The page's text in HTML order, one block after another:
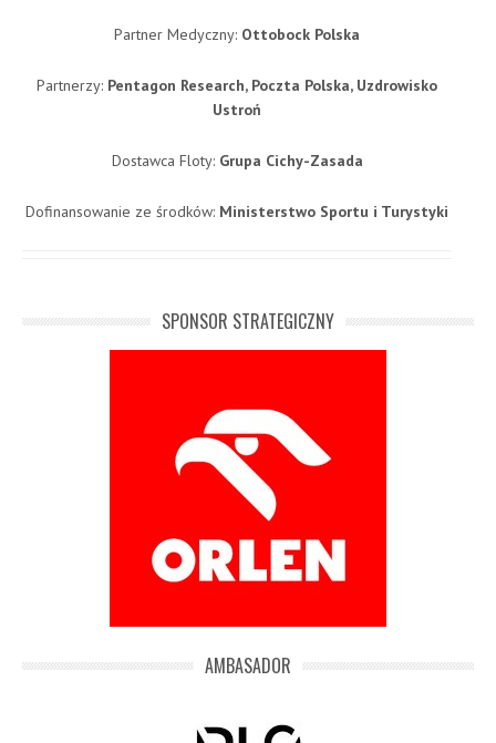
Partner Medyczny: Ottobock Polska
Partnerzy: Pentagon Research, Poczta Polska, Uzdrowisko
Ustroń
Dostawca Floty: Grupa Cichy-Zasada
Dofinansowanie ze środków: Ministerstwo Sportu i Turystyki
SPONSOR STRATEGICZNY
AMBASADOR